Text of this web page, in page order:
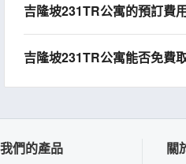
吉隆坡231TR公寓的預訂費
吉隆坡231TR公寓能否免費
我們的產品 關